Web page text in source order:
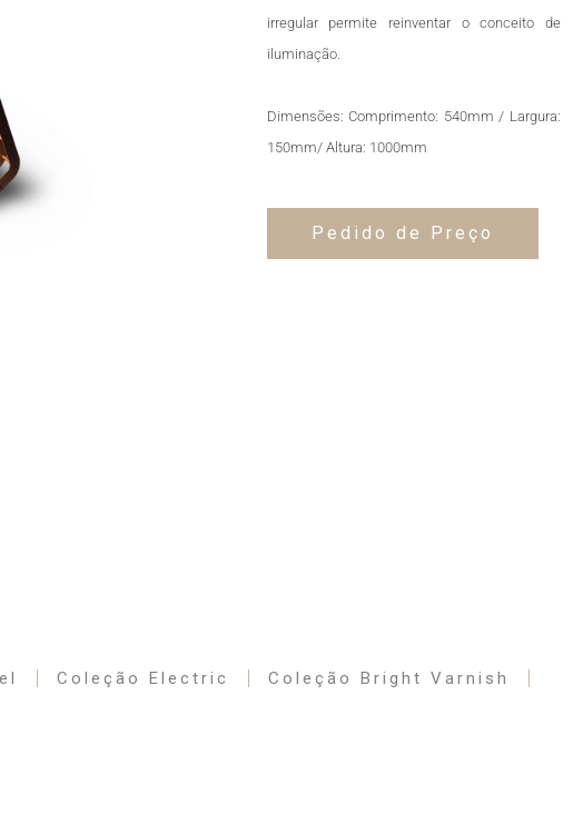
irregular permite reinventar o conceito de
iluminação.
Dimensões: Comprimento: 540mm / Largura:
150mm/ Altura: 1000mm
Pedido de Preço
Coleção Electric Coleção Bright Varnish